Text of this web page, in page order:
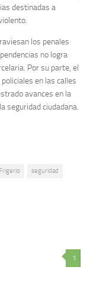
destinadas a
los penales
no logra
Por su parte, el
en las calles
avances en la
seguridad ciudadana.
seguridad
1